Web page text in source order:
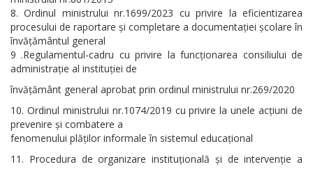
Ordinul ministrului nr.1699/2023 cu privire la eficientizarea
procesului de raportare și completare a documentației școlare în
învățământul general
9 .Regulamentul-cadru cu privire la funcționarea consiliului de
administrație al instituției de
învățământ general aprobat prin ordinul ministrului nr.269/2020
Ordinul ministrului nr.1074/2019 cu privire la unele acțiuni de
prevenire și combatere a
fenomenului plăților informale în sistemul educațional
Procedura de organizare instituțională și de intervenție a